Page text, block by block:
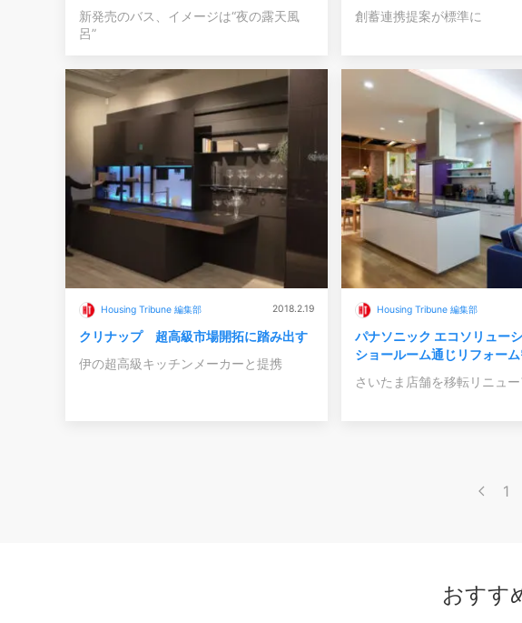
新発売のバス、イメージは“夜の露天風
呂”
創蓄連携提案が標準に
Housing Tribune 編集部 2018.2.19
クリナップ 超高級市場開拓に踏み出す
伊の超高級キッチンメーカーと提携
Housing Tribune 編集部
パナソニック エコソリュー
ショールーム通じリフォー
さいたま店舗を移転リニュ
1
おすす